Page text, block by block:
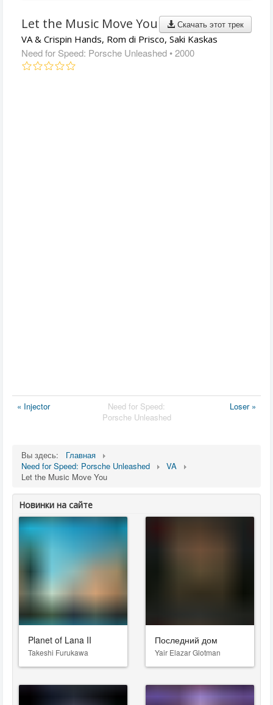
Скачать этот трек
Let the Music Move You
VA & Crispin Hands, Rom di Prisco, Saki Kaskas
Need for Speed: Porsche Unleashed • 2000
« Injector
Need for Speed:
Porsche Unleashed
Loser »
Вы здесь:
Главная
Need for Speed: Porsche Unleashed
VA
Let the Music Move You
Новинки на сайте
Planet of Lana II
Takeshi Furukawa
Последний дом
Yair Elazar Glotman